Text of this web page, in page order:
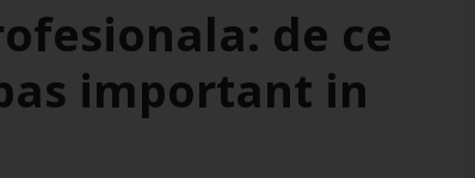
de ce
important in